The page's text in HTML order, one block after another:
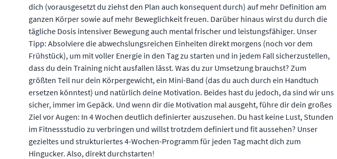
dich (vorausgesetzt du ziehst den Plan auch konsequent durch) auf mehr Definition am
ganzen Körper sowie auf mehr Beweglichkeit freuen. Darüber hinaus wirst du durch die
tägliche Dosis intensiver Bewegung auch mental frischer und leistungsfähiger. Unser
Tipp: Absolviere die abwechslungsreichen Einheiten direkt morgens (noch vor dem
Frühstück), um mit voller Energie in den Tag zu starten und in jedem Fall sicherzustellen,
dass du dein Training nicht ausfallen lässt. Was du zur Umsetzung brauchst? Zum
größten Teil nur dein Körpergewicht, ein Mini-Band (das du auch durch ein Handtuch
ersetzen könntest) und natürlich deine Motivation. Beides hast du jedoch, da sind wir uns
sicher, immer im Gepäck. Und wenn dir die Motivation mal ausgeht, führe dir dein großes
Ziel vor Augen: In 4 Wochen deutlich definierter auszusehen. Du hast keine Lust, Stunden
im Fitnessstudio zu verbringen und willst trotzdem definiert und fit aussehen? Unser
gezieltes und strukturiertes 4-Wochen-Programm für jeden Tag macht dich zum
Hingucker. Also, direkt durchstarten!